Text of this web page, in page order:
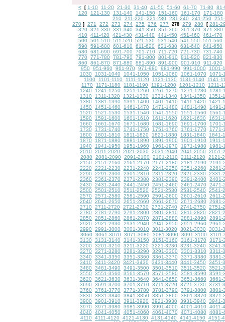
< [ 1-10 11-20 21-30 31-40 41-50 51-60 61-70 71-80
81-
120
121-130 131-140 141-150 151-160 161-170
171-180
210
211-220 221-230 231-240 241-250
270 ] 271 272 273 274 275 276 277 278 279 280 [ 281-
320
321-330 331-340 341-350 351-360 361-370
371-380
410
411-420 421-430 431-440 441-450 451-460
461-470
500
501-510 511-520 521-530 531-540 541-550
551-560
590
591-600 601-610 611-620 621-630 631-640
641-650
680
681-690 691-700 701-710 711-720 721-730
731-740
770
771-780 781-790 791-800 801-810 811-820
821-830
860
861-870 871-880 881-890 891-900 901-910
911-920
950
951-960 961-970 971-980 981-990 991-1000
1001-
1030
1031-1040 1041-1050 1051-1060 1061-1070
1071-
1100
1101-1110 1111-1120 1121-1130 1131-1140
1141-
1170
1171-1180 1181-1190 1191-1200 1201-1210
1211-
1240
1241-1250 1251-1260 1261-1270 1271-1280
1281-
1310
1311-1320 1321-1330 1331-1340 1341-1350
1351-
1380
1381-1390 1391-1400 1401-1410 1411-1420
1421-
1450
1451-1460 1461-1470 1471-1480 1481-1490
1491-
1520
1521-1530 1531-1540 1541-1550 1551-1560
1561-
1590
1591-1600 1601-1610 1611-1620 1621-1630
1631-
1660
1661-1670 1671-1680 1681-1690 1691-1700
1701-
1730
1731-1740 1741-1750 1751-1760 1761-1770
1771-
1800
1801-1810 1811-1820 1821-1830 1831-1840
1841-
1870
1871-1880 1881-1890 1891-1900 1901-1910
1911-
1940
1941-1950 1951-1960 1961-1970 1971-1980
1981-
2010
2011-2020 2021-2030 2031-2040 2041-2050
2051-
2080
2081-2090 2091-2100 2101-2110 2111-2120
2121-
2150
2151-2160 2161-2170 2171-2180 2181-2190
2191-
2220
2221-2230 2231-2240 2241-2250 2251-2260
2261-
2290
2291-2300 2301-2310 2311-2320 2321-2330
2331-
2360
2361-2370 2371-2380 2381-2390 2391-2400
2401-
2430
2431-2440 2441-2450 2451-2460 2461-2470
2471-
2500
2501-2510 2511-2520 2521-2530 2531-2540
2541-
2570
2571-2580 2581-2590 2591-2600 2601-2610
2611-
2640
2641-2650 2651-2660 2661-2670 2671-2680
2681-
2710
2711-2720 2721-2730 2731-2740 2741-2750
2751-
2780
2781-2790 2791-2800 2801-2810 2811-2820
2821-
2850
2851-2860 2861-2870 2871-2880 2881-2890
2891-
2920
2921-2930 2931-2940 2941-2950 2951-2960
2961-
2990
2991-3000 3001-3010 3011-3020 3021-3030
3031-
3060
3061-3070 3071-3080 3081-3090 3091-3100
3101-
3130
3131-3140 3141-3150 3151-3160 3161-3170
3171-
3200
3201-3210 3211-3220 3221-3230 3231-3240
3241-
3270
3271-3280 3281-3290 3291-3300 3301-3310
3311-
3340
3341-3350 3351-3360 3361-3370 3371-3380
3381-
3410
3411-3420 3421-3430 3431-3440 3441-3450
3451-
3480
3481-3490 3491-3500 3501-3510 3511-3520
3521-
3550
3551-3560 3561-3570 3571-3580 3581-3590
3591-
3620
3621-3630 3631-3640 3641-3650 3651-3660
3661-
3690
3691-3700 3701-3710 3711-3720 3721-3730
3731-
3760
3761-3770 3771-3780 3781-3790 3791-3800
3801-
3830
3831-3840 3841-3850 3851-3860 3861-3870
3871-
3900
3901-3910 3911-3920 3921-3930 3931-3940
3941-
3970
3971-3980 3981-3990 3991-4000 4001-4010
4011-
4040
4041-4050 4051-4060 4061-4070 4071-4080
4081-
4110
4111-4120 4121-4130 4131-4140 4141-4150
4151-